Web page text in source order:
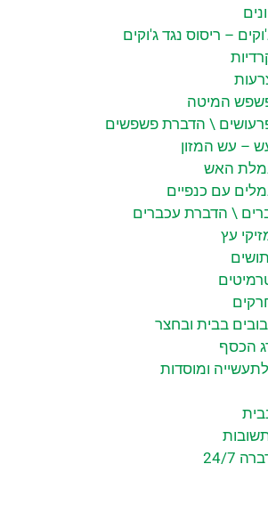
– ריסוס נגד ג'וקים
המיטה
\ הדברת פשפשים
– עש המזון
האש
עם כנפיים
\ הדברת עכברים
עץ
בבית ובחצר
הכסף
ומוסדות
24/7